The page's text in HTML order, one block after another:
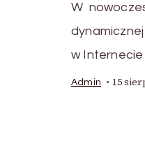
W
w Internecie
Admin 15